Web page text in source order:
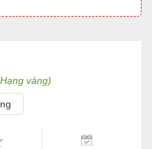
vàng)